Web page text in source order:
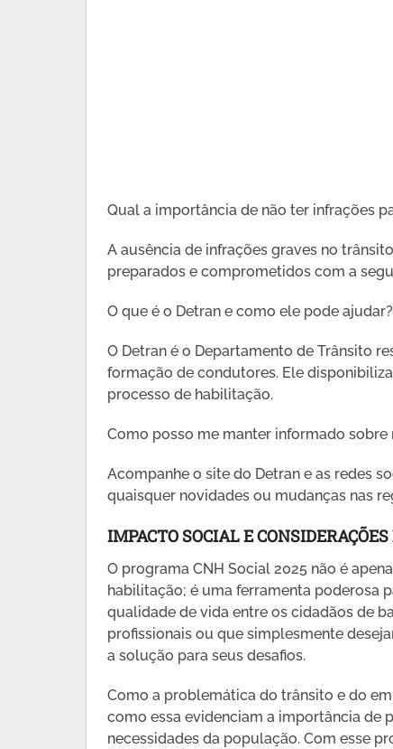
Qual a importância de não ter infrações
A ausência de infrações graves no
preparados e comprometidos com a
O que é o Detran e como ele pode ajudar?
O Detran é o Departamento de Trânsito
formação de condutores. Ele
processo de habilitação.
Como posso me manter informado sobre
Acompanhe o site do Detran e as redes
quaisquer novidades ou mudanças nas
IMPACTO SOCIAL E
O programa CNH Social 2025 não é
habilitação; é uma ferramenta poderosa
qualidade de vida entre os cidadãos de
profissionais ou que simplesmente
a solução para seus desafios.
Como a problemática do trânsito e do
como essa evidenciam a importância de
necessidades da população. Com esse